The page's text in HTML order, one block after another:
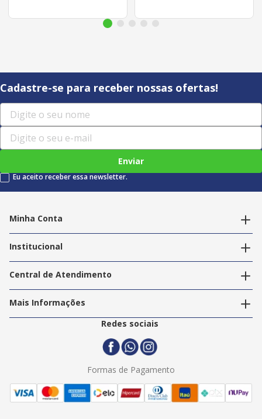
Cadastre-se para receber nossas ofertas!
Enviar
Eu aceito receber essa newsletter.
Minha Conta
Editar endereços
Institucional
Nossas Lojas
Trabalhe Conosco
Central de Atendimento
Política de Privacidade
Termos e Condições
Politica de Entrega
Mais Informações
2ª Via Nota Fiscal
Redes sociais
Formas de Pagamento